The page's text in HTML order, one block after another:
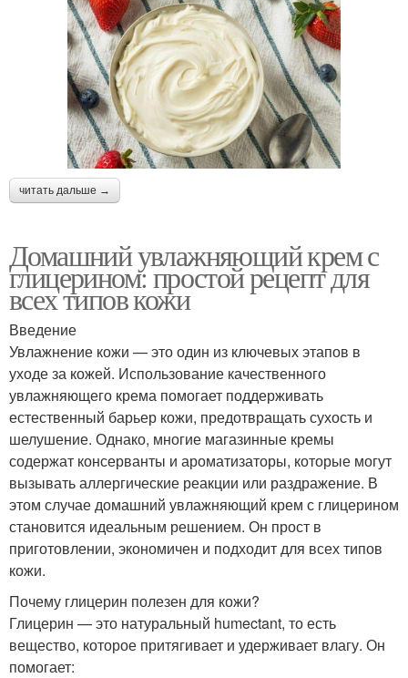
читать дальше →
Домашний увлажняющий крем с
глицерином: простой рецепт для
всех типов кожи
Введение
Увлажнение кожи — это один из ключевых этапов в
уходе за кожей. Использование качественного
увлажняющего крема помогает поддерживать
естественный барьер кожи, предотвращать сухость и
шелушение. Однако, многие магазинные кремы
содержат консерванты и ароматизаторы, которые могут
вызывать аллергические реакции или раздражение. В
этом случае домашний увлажняющий крем с глицерином
становится идеальным решением. Он прост в
приготовлении, экономичен и подходит для всех типов
кожи.
Почему глицерин полезен для кожи?
Глицерин — это натуральный humectant, то есть
вещество, которое притягивает и удерживает влагу. Он
помогает: